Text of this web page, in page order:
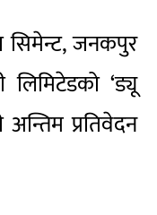
सिमेन्ट, जनकपुर
‘ड्यू
अन्तिम प्रतिवेदन